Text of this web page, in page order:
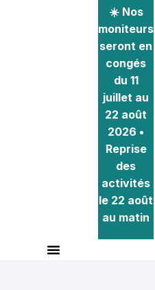
☀️ Nos
moniteurs
seront en
congés
du 11
juillet au
22 août
2026 •
Reprise
des
activités
le 22 août
au matin